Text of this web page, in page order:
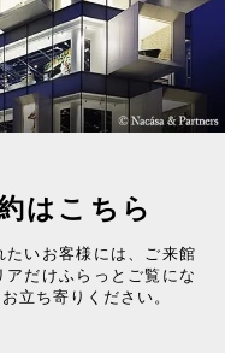
はこちら
いお客様には、ご来館
だけふらっとご覧にな
立ち寄りください。